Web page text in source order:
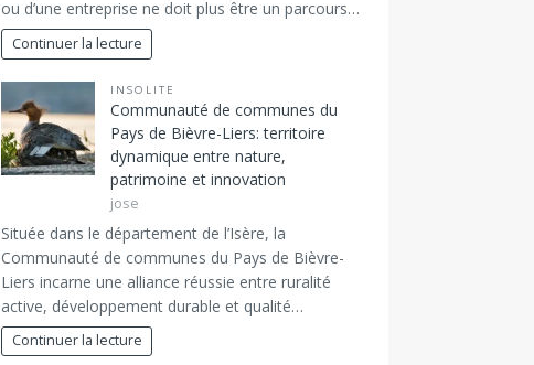
ou d’une entreprise ne doit plus être un parcours…
Continuer la lecture
INSOLITE
Communauté de communes du
Pays de Bièvre-Liers: territoire
dynamique entre nature,
patrimoine et innovation
jose
Située dans le département de l’Isère, la
Communauté de communes du Pays de Bièvre-
Liers incarne une alliance réussie entre ruralité
active, développement durable et qualité…
Continuer la lecture